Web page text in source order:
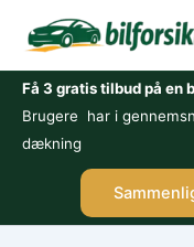
Få 3 gratis tilbud på en
Brugere har i
dækning